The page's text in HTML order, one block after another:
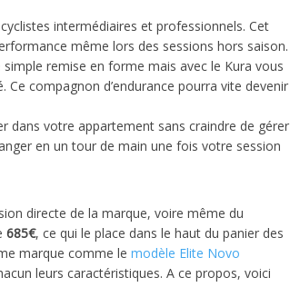
intermédiaires et professionnels. Cet
même lors des sessions hors saison.
remise en forme mais avec le Kura vous
compagnon d’endurance pourra vite devenir
dans votre appartement sans craindre de gérer
en un tour de main une fois votre session
directe de la marque, voire même du
685€, ce qui le place dans le haut du panier des
marque comme le modèle Elite Novo
leurs caractéristiques. A ce propos, voici